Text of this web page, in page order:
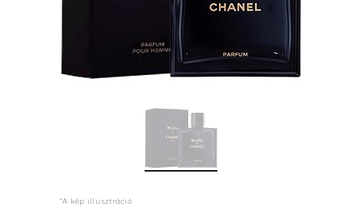
*A kép illusztráció